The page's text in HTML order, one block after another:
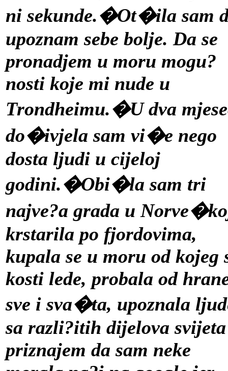
ni sekunde.�Ot�ila sam
upoznam sebe bolje. Da se
pronadjem u moru mogu?
nosti koje mi nude u
Trondheimu.�U dva
do�ivjela sam vi�e nego
dosta ljudi u cijeloj
godini.�Obi�la sam tri
najve?a grada u
krstarila po fjordovima,
kupala se u moru od kojeg
kosti lede, probala od
sve i sva�ta, upoznala
sa razli?itih dijelova
priznajem da sam neke